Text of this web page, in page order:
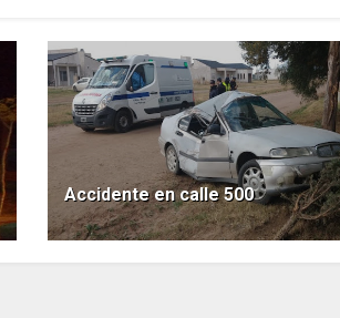
Accidente en calle 500